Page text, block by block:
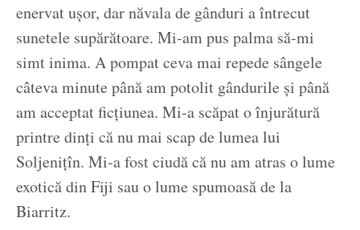
enervat ușor, dar năvala de gânduri a întrecut
sunetele supărătoare. Mi-am pus palma să-mi
simt inima. A pompat ceva mai repede sângele
câteva minute până am potolit gândurile și până
am acceptat ficțiunea. Mi-a scăpat o înjurătură
printre dinți că nu mai scap de lumea lui
Soljenițîn. Mi-a fost ciudă că nu am atras o lume
exotică din Fiji sau o lume spumoasă de la
Biarritz.